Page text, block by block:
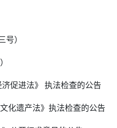
）
促进法》 执法检查的公告
化遗产法》执法检查的公告